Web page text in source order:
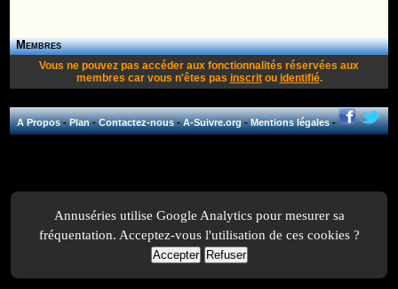
Membres
Vous ne pouvez pas accéder aux fonctionnalités réservées aux
membres car vous n'êtes pas inscritou identifié.
A Propos-Plan-Contactez-nous-A-Suivre.org-Mentions légales-
Annuséries utilise Google Analytics pour mesurer sa
fréquentation. Acceptez-vous l'utilisation de ces cookies ?
Accepter Refuser